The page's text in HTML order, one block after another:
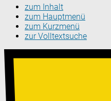
zum Inhalt
zum Hauptmenü
zum Kurzmenü
zur Volltextsuche